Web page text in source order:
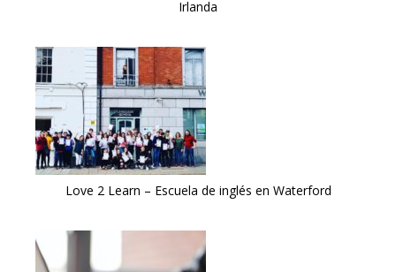
Irlanda
Love 2 Learn – Escuela de inglés en Waterford